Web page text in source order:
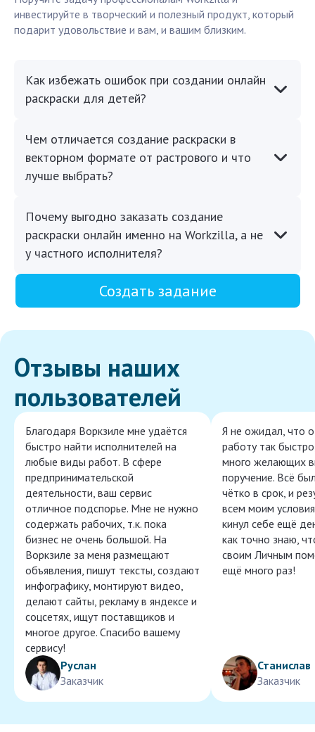
инвестируйте в творческий и полезный продукт, который
подарит удовольствие и вам, и вашим близким.
Как избежать ошибок при создании онлайн
раскраски для детей?
Чем отличается создание раскраски в
векторном формате от растрового и что
лучше выбрать?
Почему выгодно заказать создание
раскраски онлайн именно на Workzilla, а не
у частного исполнителя?
Создать задание
Отзывы наших
пользователей
Благодаря Воркзиле мне удаётся
быстро найти исполнителей на
любые виды работ. В сфере
предпринимательской
деятельности, ваш сервис
отличное подспорье. Мне не нужно
содержать рабочих, т.к. пока
бизнес не очень большой. На
Воркзиле за меня размещают
объявления, пишут тексты, создают
инфографику, монтируют видео,
делают сайты, рекламу в яндексе и
соцсетях, ищут поставщиков и
многое другое. Спасибо вашему
сервису!
Руслан
Заказчик
Я не ожидал, что
работу так
много желающих
поручение. Всё
чётко в срок, и
всем моим
кинул себе ещё
как точно знаю,
своим Личным
ещё много раз!
Станислав
Заказчик